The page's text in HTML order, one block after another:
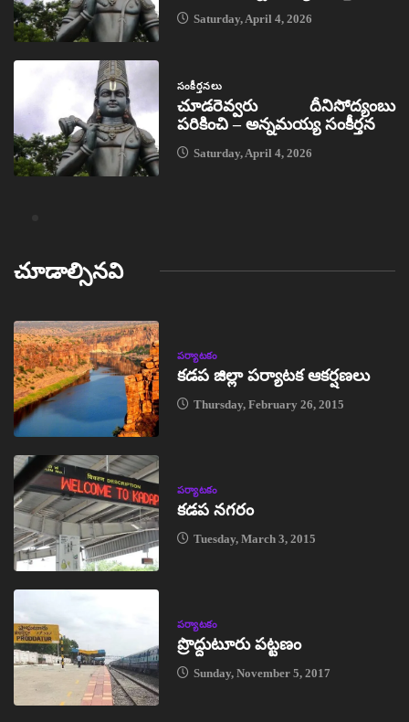
Saturday, April 4, 2026
సంకీర్తనలు
చూడరెవ్వరు దీనిసోద్యంబు
పరికించి – అన్నమయ్య సంకీర్తన
Saturday, April 4, 2026
చూడాల్సినవి
పర్యాటకం
కడప జిల్లా పర్యాటక ఆకర్షణలు
Thursday, February 26, 2015
పర్యాటకం
కడప నగరం
Tuesday, March 3, 2015
పర్యాటకం
ప్రొద్దుటూరు పట్టణం
Sunday, November 5, 2017